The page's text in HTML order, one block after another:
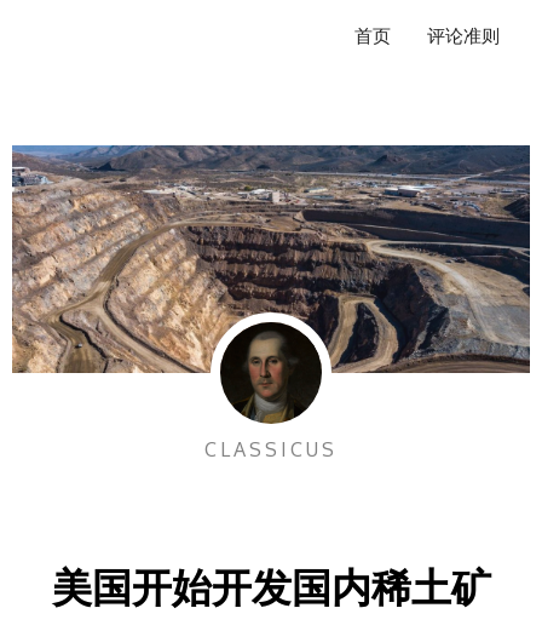
首页 评论准则
CLASSICUS
美国开始开发国内稀土矿